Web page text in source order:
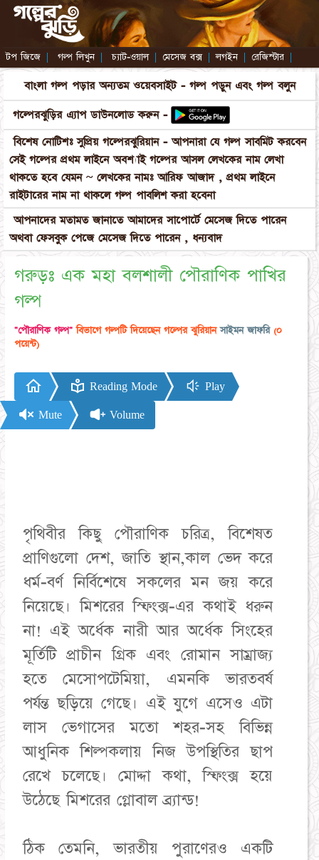
টপ জিজে | গল্প লিখুন | চ্যাট-ওয়াল | মেসেজ বক্স | লগইন | রেজিস্টার |
বাংলা গল্প পড়ার অন্যতম ওয়েবসাইট - গল্প পড়ুন এবং গল্প বলুন
গল্পেরঝুড়ির এ্যাপ ডাউনলোড করুন -
বিশেষ নোটিশঃ সুপ্রিয় গল্পেরঝুরিয়ান - আপনারা যে গল্প সাবমিট করবেন
সেই গল্পের প্রথম লাইনে অবশ্যাই গল্পের আসল লেখকের নাম লেখা
থাকতে হবে যেমন ~ লেখকের নামঃ আরিফ আজাদ , প্রথম লাইনে
রাইটারের নাম না থাকলে গল্প পাবলিশ করা হবেনা
আপনাদের মতামত জানাতে আমাদের সাপোর্টে মেসেজ দিতে পারেন
অথবা ফেসবুক পেজে মেসেজ দিতে পারেন , ধন্যবাদ
গরুড়ঃ এক মহা বলশালী পৌরাণিক পাখির
গল্প
"পৌরাণিক গল্প" বিভাগে গল্পটি দিয়েছেন গল্পের ঝুরিয়ানসাইমন জাফরি(০
পয়েন্ট)
Reading Mode Play
Mute Volume
পৃথিবীর কিছু পৌরাণিক চরিত্র, বিশেষত
প্রাণিগুলো দেশ, জাতি স্থান,কাল ভেদ করে
ধর্ম-বর্ণ নির্বিশেষে সকলের মন জয় করে
নিয়েছে। মিশরের স্ফিংক্স-এর কথাই ধরুন
না! এই অর্ধেক নারী আর অর্ধেক সিংহের
মূর্তিটি প্রাচীন গ্রিক এবং রোমান সাম্রাজ্য
হতে মেসোপটেমিয়া, এমনকি ভারতবর্ষ
পর্যন্ত ছড়িয়ে গেছে। এই যুগে এসেও এটা
লাস ভেগাসের মতো শহর-সহ বিভিন্ন
আধুনিক শিল্পকলায় নিজ উপস্থিতির ছাপ
রেখে চলেছে। মোদ্দা কথা, স্ফিংক্স হয়ে
উঠেছে মিশরের গ্লোবাল ব্র্যান্ড!
ঠিক তেমনি, ভারতীয় পুরাণেরও একটি